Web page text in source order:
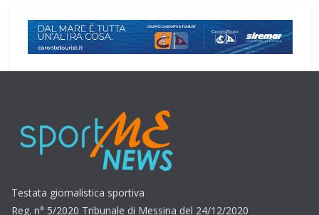
Testata giornalistica sportiva
Reg. n° 5/2020 Tribunale di Messina del 24/12/2020